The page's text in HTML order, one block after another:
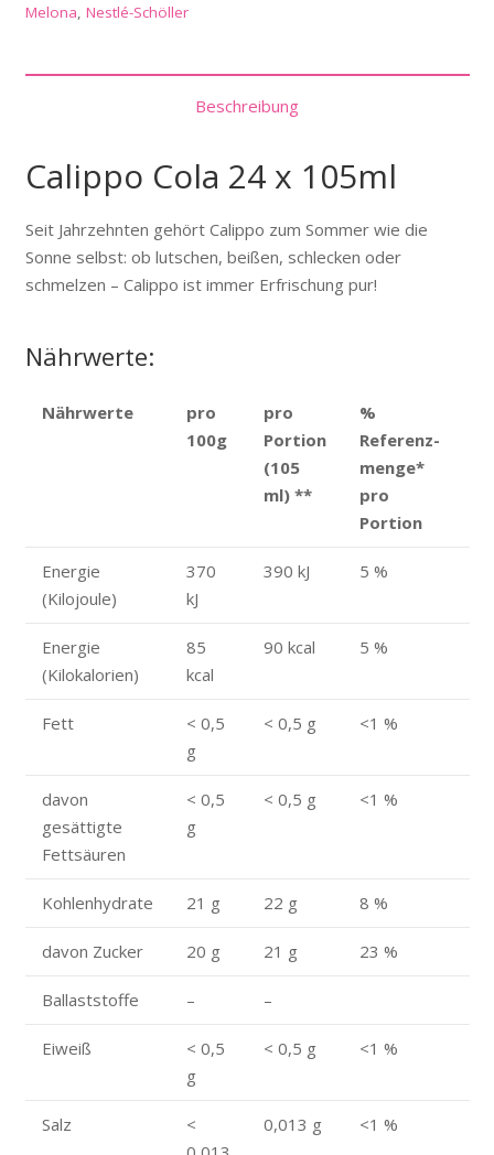
Melona Nestlé-Schöller
Beschreibung
Calippo Cola 24 x 105ml
Seit Jahrzehnten gehört Calippo zum Sommer wie die
Sonne selbst: ob lutschen, beißen, schlecken oder
schmelzen – Calippo ist immer Erfrischung pur!
Nährwerte:
Nährwerte
pro
100g
pro
Portion
(105
ml) **
%
Referenz­
menge*
pro
Portion
Energie
(Kilojoule)
370
kJ
390 kJ 5 %
Energie
(Kilokalorien)
85
kcal
90 kcal 5 %
Fett
< 0,5
g
< 0,5 g <1 %
davon
gesättigte
Fettsäuren
< 0,5
g
< 0,5 g <1 %
Kohlenhydrate 21 g 22 g 8 %
davon Zucker 20 g 21 g 23 %
Ballaststoffe – –
Eiweiß
< 0,5
g
< 0,5 g <1 %
Salz
<
0,013 g <1 %